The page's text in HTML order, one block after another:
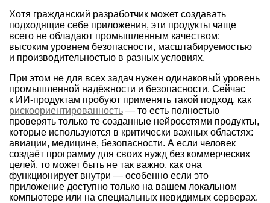
Хотя гражданский разработчик может создавать
подходящие себе приложения, эти продукты чаще
всего не обладают промышленным качеством:
высоким уровнем безопасности, масштабируемостью
и производительностью в разных условиях.
При этом не для всех задач нужен одинаковый уровень
промышленной надёжности и безопасности. Сейчас
к ИИ-продуктам пробуют применять такой подход, как
рискоориентированность — то есть полностью
проверять только те созданные нейросетями продукты,
которые используются в критически важных областях:
авиации, медицине, безопасности. А если человек
создаёт программу для своих нужд без коммерческих
целей, то может быть не так важно, как она
функционирует внутри — особенно если это
приложение доступно только на вашем локальном
компьютере или на специальных невидимых серверах.